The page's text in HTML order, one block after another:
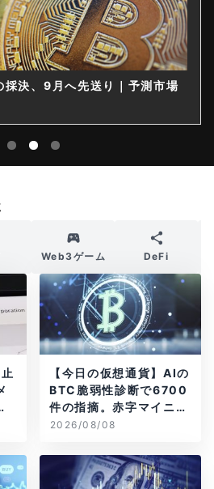
採決、9月へ先送り｜予測市場
Web3ゲーム DeFi
【今日の仮想通貨】AIの
BTC脆弱性診断で6700
件の指摘。赤字マイニン
グ企業はAIに賭ける
2026/08/08